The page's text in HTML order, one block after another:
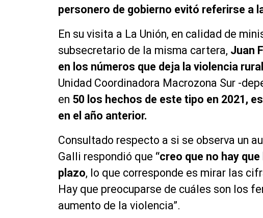
personero de gobierno evitó referirse a
En su visita a La Unión, en calidad de
subsecretario de la misma cartera, Juan
en los números que deja la violencia
Unidad Coordinadora Macrozona Sur -
en 50 los hechos de este tipo en 2021,
en el año anterior.
Consultado respecto a si se observa un
Galli respondió que “creo que no hay
plazo, lo que corresponde es mirar las
Hay que preocuparse de cuáles son los
aumento de la violencia”.